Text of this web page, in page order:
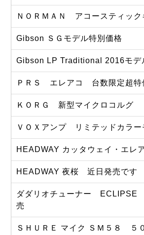
ＮＯＲＭＡＮ アコースティック
Gibson ＳＧモデル特別価格
Gibson LP Traditional 2016モデ
ＰＲＳ エレアコ 台数限定超特
ＫＯＲＧ 新型マイクロコルグ
ＶＯＸアンプ リミテッドカラ
HEADWAY カッタウェイ・エレ
HEADWAY 夜桜 近日発売です
ダダリオチューナー
売
ＳＨＵＲＥ マイク ＳＭ５８ ５